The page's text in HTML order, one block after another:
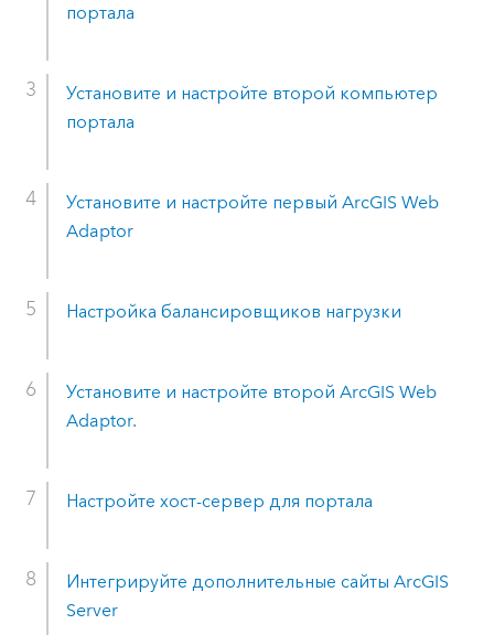
портала
Установите и настройте второй компьютер
портала
Установите и настройте первый ArcGIS Web
Adaptor
Настройка балансировщиков нагрузки
Установите и настройте второй ArcGIS Web
Adaptor.
Настройте хост-сервер для портала
Интегрируйте дополнительные сайты ArcGIS
Server